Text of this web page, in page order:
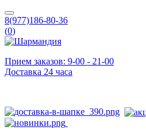
8(977)186-80-36
(0)
Прием заказов: 9-00 - 21-00
Доставка 24 часа